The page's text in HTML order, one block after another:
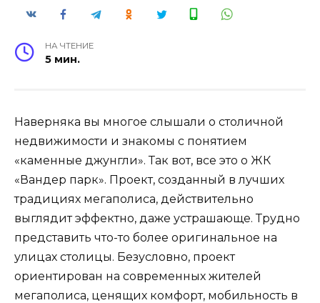
НА ЧТЕНИЕ
5 мин.
Наверняка вы многое слышали о столичной
недвижимости и знакомы с понятием
«каменные джунгли». Так вот, все это о ЖК
«Вандер парк». Проект, созданный в лучших
традициях мегаполиса, действительно
выглядит эффектно, даже устрашающе. Трудно
представить что-то более оригинальное на
улицах столицы. Безусловно, проект
ориентирован на современных жителей
мегаполиса, ценящих комфорт, мобильность в